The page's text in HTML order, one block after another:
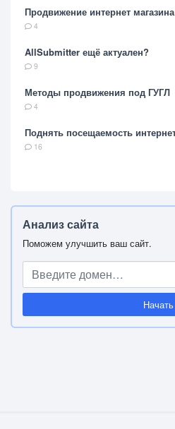
Продвижение интернет магазина
4
AllSubmitter ещё актуален?
9
Методы продвижения под ГУГЛ
4
Поднять посещаемость
16
Анализ сайта
Поможем улучшить ваш сайт.
Начать